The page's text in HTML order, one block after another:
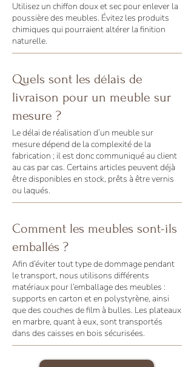
Utilisez un chiffon doux et sec pour enlever la
poussière des meubles. Évitez les produits
chimiques qui pourraient altérer la finition
naturelle.
Quels sont les délais de
livraison pour un meuble sur
mesure ?
Le délai de réalisation d’un meuble sur
mesure dépend de la complexité de la
fabrication ; il est donc communiqué au client
au cas par cas. Certains articles peuvent déjà
être disponibles en stock, prêts à être vernis
ou laqués.
Comment les meubles sont-ils
emballés ?
Afin d’éviter tout type de dommage pendant
le transport, nous utilisons différents
matériaux pour l’emballage des meubles :
supports en carton et en polystyrène, ainsi
que des couches de film à bulles. Les plateaux
en marbre, quant à eux, sont transportés
dans des caisses en bois sécurisées.